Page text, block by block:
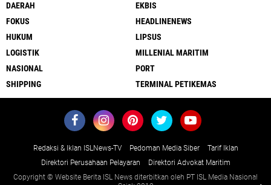
DAERAH
EKBIS
FOKUS
HEADLINENEWS
HUKUM
LIPSUS
LOGISTIK
MILLENIAL MARITIM
NASIONAL
PORT
SHIPPING
TERMINAL PETIKEMAS
Redaksi & Iklan ISLNews-TV Pedoman Media Siber
Tarif Iklan
Direktori Perusahaan Pelayaran
Direktori Advokat Maritim
Copyright © Website Berita ISL News diterbitkan oleh PT ISL Media Nasional